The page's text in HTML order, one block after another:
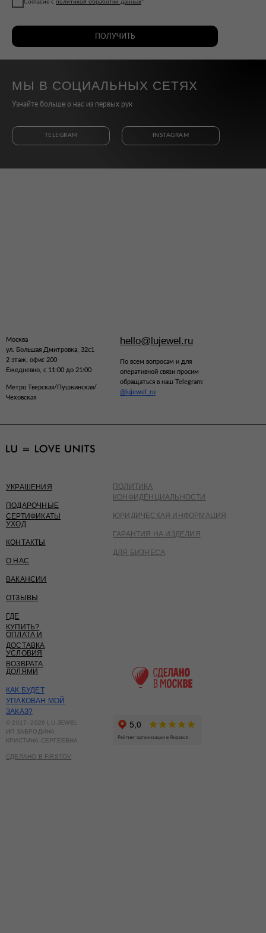
Согласие с политикой обработки данных*
ПОЛУЧИТЬ
МЫ В СОЦИАЛЬНЫХ СЕТЯХ
Узнайте больше о нас из первых рук
TELEGRAM INSTAGRAM
По всем вопросам и для
оперативной связи просим
обращаться в наш Telegram:
@lujewel_ru
Москва
ул. Большая Дмитровка, 32с1
2 этаж, офис 200
Ежедневно, с 11:00 до 21:00
hello@lujewel.ru
Метро Тверская/Пушкинская/
Чеховская
ПОЛИТИКА
КОНФИДЕНЦИАЛЬНОСТИ
ЮРИДИЧЕСКАЯ ИНФОРМАЦИЯ
ГАРАНТИЯ НА ИЗДЕЛИЯ
ДЛЯ БИЗНЕСА
© 2017–2026 LU JEWEL
ИП ЗАБРОДИНА
КРИСТИНА СЕРГЕЕВНА
СДЕЛАНО В FIRSTOV
УКРАШЕНИЯ
ПОДАРОЧНЫЕ
СЕРТИФИКАТЫ
КОНТАКТЫ
О НАС
ОПЛАТА И
ДОСТАВКА
УСЛОВИЯ
ВОЗВРАТА
УХОД
ОТЗЫВЫ
ГДЕ
КУПИТЬ?
КАК БУДЕТ
УПАКОВАН МОЙ
ЗАКАЗ?
ВАКАНСИИ
ДОЛЯМИ